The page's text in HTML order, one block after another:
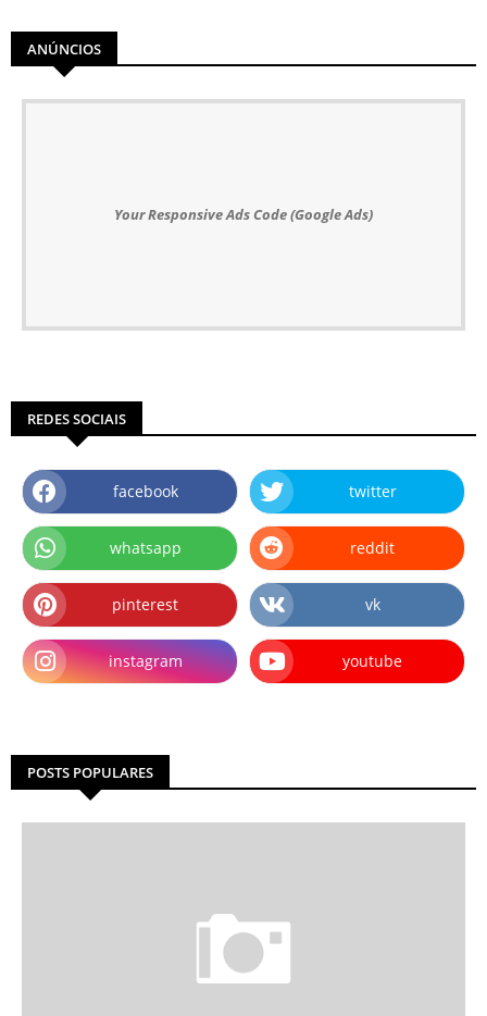
ANÚNCIOS
Your Responsive Ads Code (Google Ads)
REDES SOCIAIS
facebook twitter
whatsapp reddit
pinterest vk
instagram youtube
POSTS POPULARES